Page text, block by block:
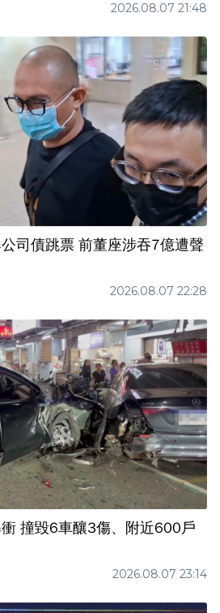
2026.08.07 21:48
司債跳票 前董座涉吞7億遭聲
2026.08.07 22:28
撞毀6車釀3傷、附近600戶
2026.08.07 23:14